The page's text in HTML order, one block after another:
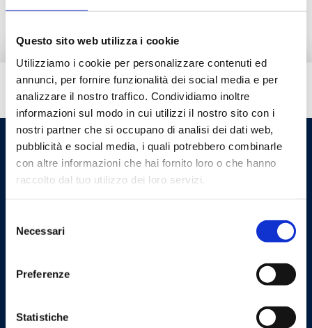
Questo sito web utilizza i cookie
Utilizziamo i cookie per personalizzare contenuti ed
annunci, per fornire funzionalità dei social media e per
analizzare il nostro traffico. Condividiamo inoltre
informazioni sul modo in cui utilizzi il nostro sito con i
nostri partner che si occupano di analisi dei dati web,
pubblicità e social media, i quali potrebbero combinarle
con altre informazioni che hai fornito loro o che hanno
raccolto dal tuo utilizzo dei loro servizi.
delNecessari
Preferenze
Statistiche
Besoin d’aide ?